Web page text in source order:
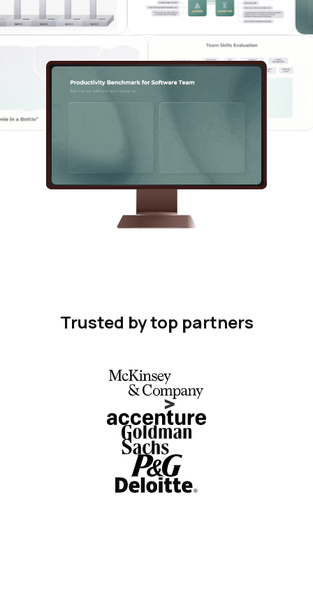
Trusted by top partners